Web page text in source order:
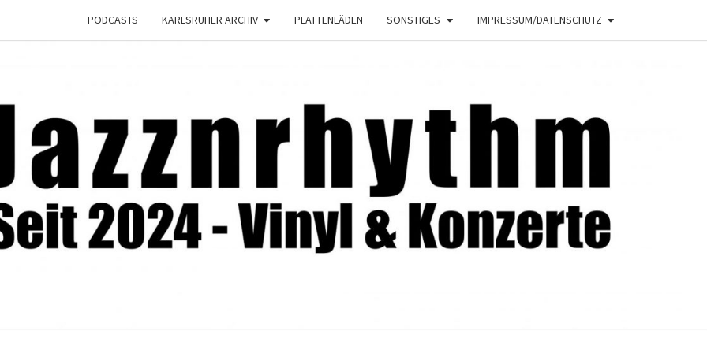
PODCASTS KARLSRUHER ARCHIV PLATTENLÄDEN SONSTIGES IMPRESSUM/DATENSCHUTZ
JAZZNRHYTHM
2024 –
Vinyl &
Konzerte